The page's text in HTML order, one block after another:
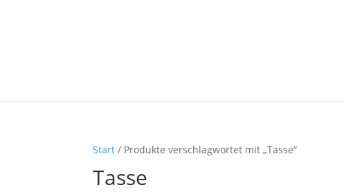
Start / Produkte verschlagwortet mit „Tasse“
Tasse